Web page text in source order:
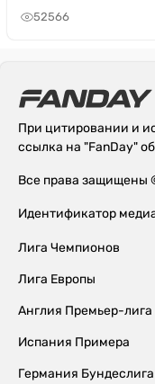
52566
При цитировании и
ссылка на "FanDay"
Все права
Идентификатор
Лига Чемпионов
Лига Европы
Англия Премьер-лига
Испания Примера
Германия Бундеслига